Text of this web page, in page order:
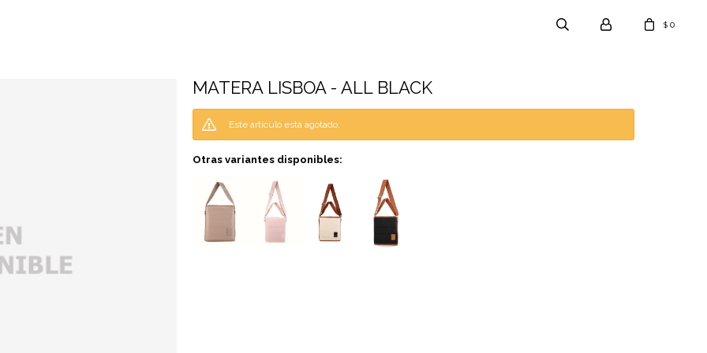
$ 0
MATERA LISBOA - ALL BLACK
Este artículo está agotado.
Otras variantes disponibles: